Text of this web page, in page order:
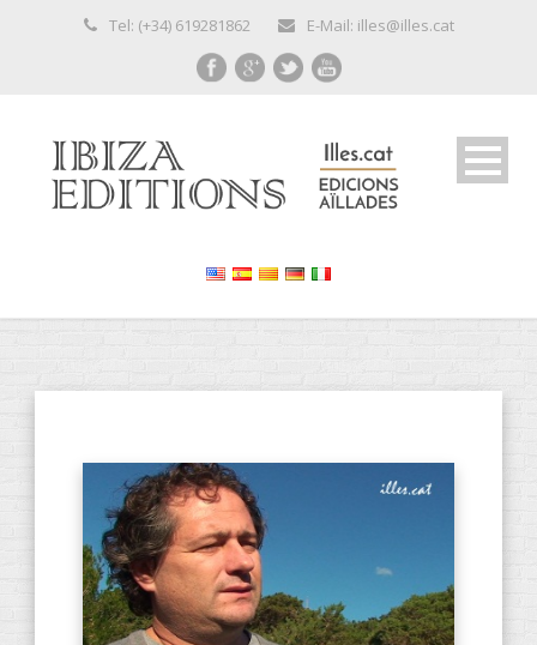
Tel: (+34) 619281862 E-Mail: illes@illes.cat